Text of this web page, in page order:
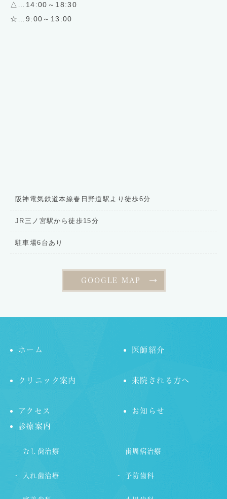
△…14:00～18:30
☆…9:00～13:00
阪神電気鉄道本線春日野道駅より徒歩6分
JR三ノ宮駅から徒歩15分
駐車場6台あり
GOOGLE MAP
ホーム 医師紹介
クリニック案内 来院される方へ
アクセス
お知らせ
診療案内
むし歯治療 歯周病治療
入れ歯治療 予防歯科